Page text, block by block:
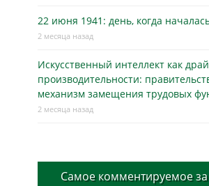
22 июня 1941: день, когда
2 месяца назад
Искусственный интеллект как
производительности:
механизм замещения трудовых
2 месяца назад
Самое комментируемое